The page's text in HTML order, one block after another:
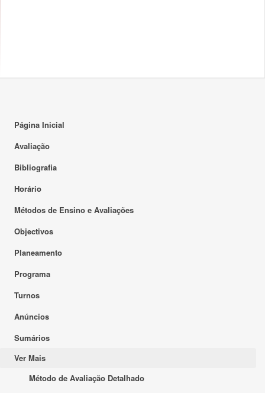
Página Inicial
Avaliação
Bibliografia
Horário
Métodos de Ensino e Avaliações
Objectivos
Planeamento
Programa
Turnos
Anúncios
Sumários
Ver Mais
Método de Avaliação Detalhado